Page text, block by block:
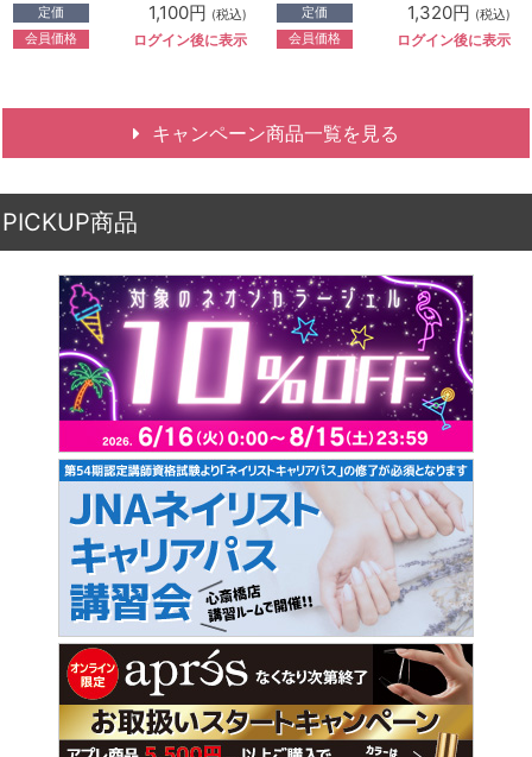
定価 1,100円 (税込)
会員価格 ログイン後に表示
定価 1,320円 (税込)
会員価格 ログイン後に表示
キャンペーン商品一覧を見る
PICKUP商品